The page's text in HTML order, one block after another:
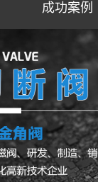
成功案例
燃气切断阀成功案